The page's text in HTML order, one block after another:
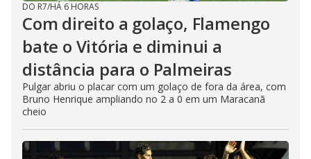
DO R7/HÁ 6 HORAS
Com direito a golaço, Flamengo
bate o Vitória e diminui a
distância para o Palmeiras
Pulgar abriu o placar com um golaço de fora da área, com
Bruno Henrique ampliando no 2 a 0 em um Maracanã
cheio